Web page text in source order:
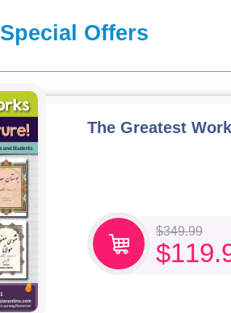
Special Offers
The Greatest
$349.99
$